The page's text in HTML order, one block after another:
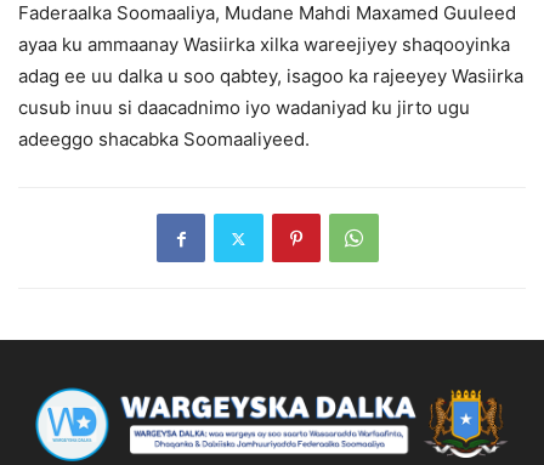
Faderaalka Soomaaliya, Mudane Mahdi Maxamed Guuleed
ayaa ku ammaanay Wasiirka xilka wareejiyey shaqooyinka
adag ee uu dalka u soo qabtey, isagoo ka rajeeyey Wasiirka
cusub inuu si daacadnimo iyo wadaniyad ku jirto ugu
adeeggo shacabka Soomaaliyeed.